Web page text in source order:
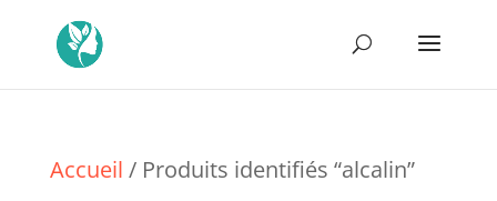
Accueil / Produits identifiés “alcalin”